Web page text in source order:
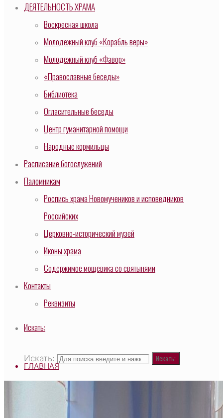
ДЕЯТЕЛЬНОСТЬ ХРАМА
Воскресная школа
Молодежный клуб «Корабль веры»
Молодежный клуб «Фавор»
«Православные беседы»
Библиотека
Огласительные беседы
Центр гуманитарной помощи
Народные кормильцы
Расписание богослужений
Паломникам
Роспись храма Новомучеников и исповедников
Российских
Церковно-исторический музей
Иконы храма
Содержимое мощевика со святынями
Контакты
Реквизиты
Искать:
Искать: Искать:
ГЛАВНАЯ
ВЫСОКОПРЕОСВЯЩЕННЕЙШИЙ САВВАТИЙ,
МИТРОПОЛИТ ЧЕБОКСАРСКИЙ И